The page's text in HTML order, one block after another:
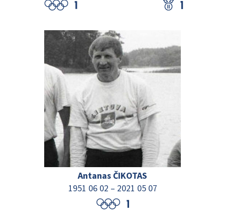
Antanas ČIKOTAS
1951 06 02 – 2021 05 07